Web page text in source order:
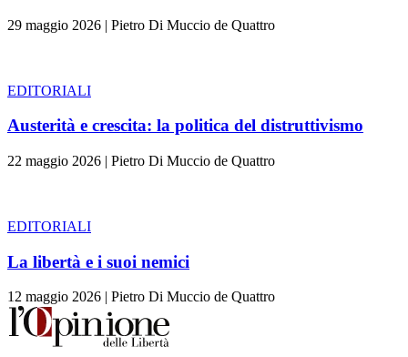
29 maggio 2026 | Pietro Di Muccio de Quattro
EDITORIALI
Austerità e crescita: la politica del distruttivismo
22 maggio 2026 | Pietro Di Muccio de Quattro
EDITORIALI
La libertà e i suoi nemici
12 maggio 2026 | Pietro Di Muccio de Quattro